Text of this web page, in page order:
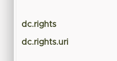
dc.rights
dc.rights.uri